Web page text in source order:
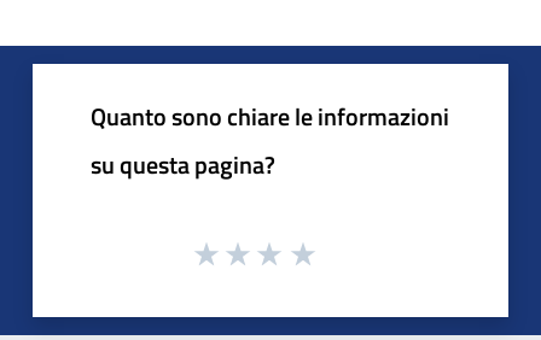
Quanto sono chiare le informazioni
su questa pagina?